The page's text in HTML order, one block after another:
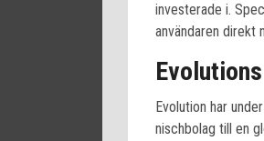
investerade i.
användaren direkt
Evolution har
nischbolag till en